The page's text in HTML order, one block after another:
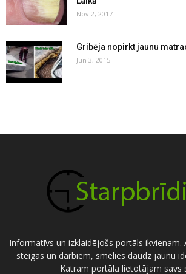
Nov 2, 2017
Gribēja nopirkt jaunu
Jūn 3, 2015
Informatīvs un izklaidējošs portāls ikvienam.
steigas un darbiem, smelies daudz jaunu
Katram portāla lietotājam savs